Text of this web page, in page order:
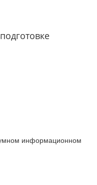
информационном